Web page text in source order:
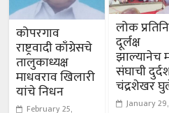
कोपरगाव
राष्ट्रवादी काँग्रेसचे
तालुकाध्यक्ष
माधवराव खिलारी
यांचे निधन
February 25,
लोक
दूर्लक्ष
झाल्यानेच
संघाची
चंद्रशेखर
January